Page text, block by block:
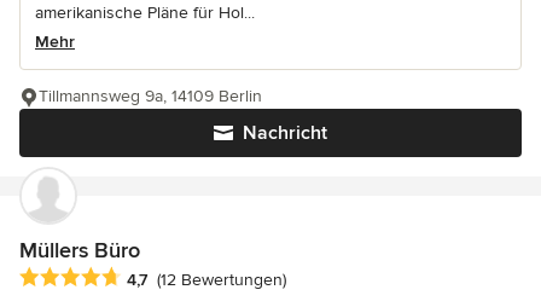
amerikanische Pläne für Hol...
Mehr
Nachricht
Tillmannsweg 9a, 14109 Berlin
Müllers Büro
Durchschnittliche Bewertung: 4.7 von 5 Sternen
4,7 (12 Bewertungen)